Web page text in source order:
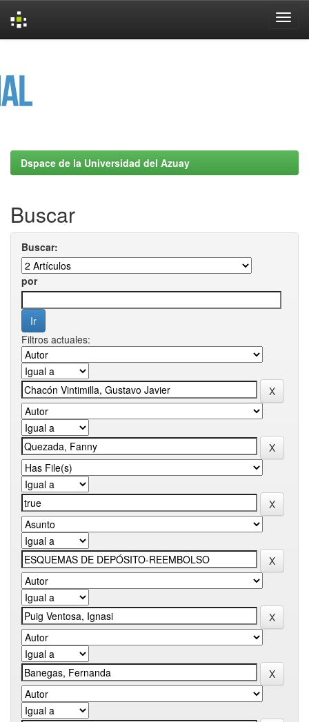
Dspace de la Universidad del Azuay
Buscar
Buscar:
por
Filtros actuales: